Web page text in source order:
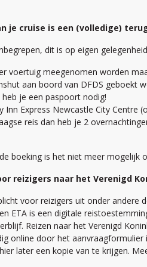
je cruise is een (volledige)
dit is op eigen
voertuig meegenomen worden
aan boord van DFDS geboekt
je een paspoort nodig!
Inn Express Newcastle City Centre
reis dan heb je 2
boeking is het niet meer mogelijk
reizigers naar het Verenigd
voor reizigers uit onder andere
ETA is een digitale
Reizen naar het Verenigd
online door het
later een kopie van te krijgen.